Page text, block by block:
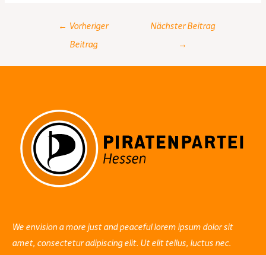
navigation
← Vorheriger
Beitrag
Nächster Beitrag
→
We envision a more just and peaceful lorem ipsum dolor sit
amet, consectetur adipiscing elit. Ut elit tellus, luctus nec.